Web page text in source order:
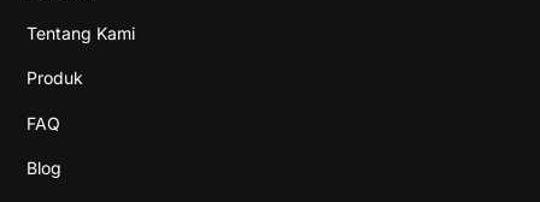
Tentang Kami
Produk
FAQ
Blog